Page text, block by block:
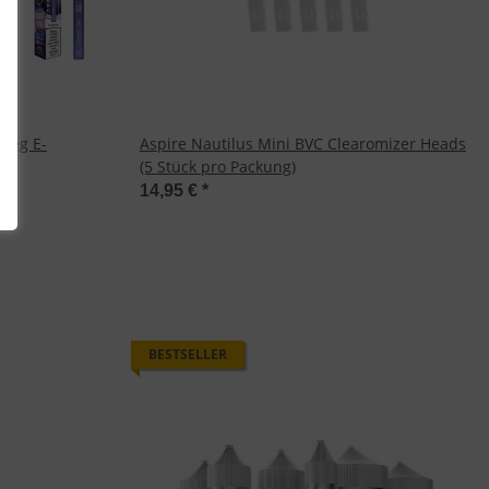
E-
Aspire Nautilus Mini BVC Clearomizer Heads
(5 Stück pro Packung)
14,95 € *
BESTSELLER